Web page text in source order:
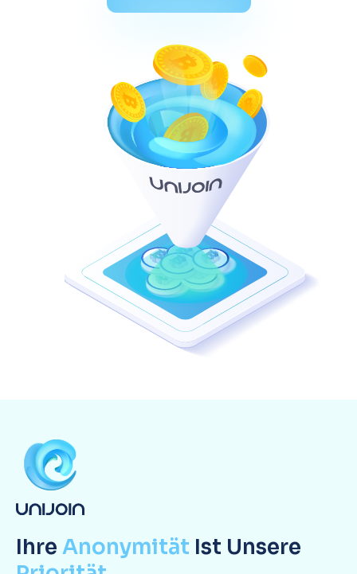
Ihre Anonymität Ist Unsere